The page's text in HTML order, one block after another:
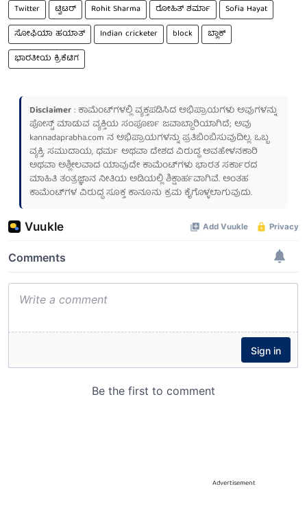
Twitter ಟ್ವಿಟರ್ Rohit Sharma ರೋಹಿತ್ ಶರ್ಮಾ
Sofia Hayat
ಸೋಫಿಯಾ ಹಯಾತ್
Indian cricketer block
ಬ್ಲಾಕ್
ಭಾರತೀಯ ಕ್ರಿಕೆಟಿಗ
Disclaimer: ಕಾಮೆಂಟ್‌ಗಳಲ್ಲಿ ವ್ಯಕ್ತಪಡಿಸಿದ ಅಭಿಪ್ರಾಯಗಳು ಅವುಗಳನ್ನು
ಪೋಸ್ಟ್ ಮಾಡುವ ವ್ಯಕ್ತಿಯ ಸಂಪೂರ್ಣ ಜವಾಬ್ದಾರಿಯಾಗಿದೆ; ಅವು
kannadaprabha.com ನ ಅಭಿಪ್ರಾಯಗಳನ್ನು ಪ್ರತಿಬಿಂಬಿಸುವುದಿಲ್ಲ. ಒಬ್ಬ
ವ್ಯಕ್ತಿ, ಸಮುದಾಯ, ಧರ್ಮ ಅಥವಾ ದೇಶದ ವಿರುದ್ಧ ಅವಹೇಳನಕಾರಿ
ಅಥವಾ ಅಶ್ಲೀಲವಾದ ಯಾವುದೇ ಕಾಮೆಂಟ್‌ಗಳು ಭಾರತ ಸರ್ಕಾರದ
ಮಾಹಿತಿ ತಂತ್ರಜ್ಞಾನ ನೀತಿಯ ಅಡಿಯಲ್ಲಿ ಶಿಕ್ಷಾರ್ಹವಾಗಿವೆ. ಅಂತಹ
ಕಾಮೆಂಟ್‌ಗಳ ವಿರುದ್ಧ ಸೂಕ್ತ ಕಾನೂನು ಕ್ರಮ ಕೈಗೊಳ್ಳಲಾಗುವುದು.
Advertisement